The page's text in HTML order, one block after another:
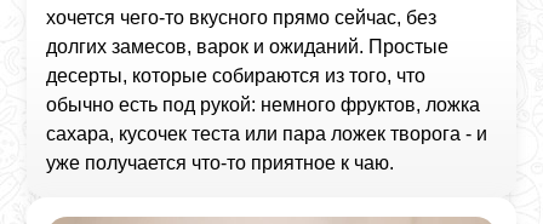
хочется чего‑то вкусного прямо сейчас, без
долгих замесов, варок и ожиданий. Простые
десерты, которые собираются из того, что
обычно есть под рукой: немного фруктов, ложка
сахара, кусочек теста или пара ложек творога - и
уже получается что‑то приятное к чаю.